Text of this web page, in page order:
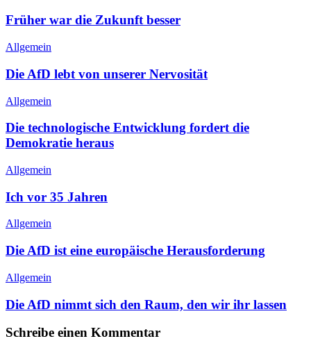
Früher war die Zukunft besser
Allgemein
Die AfD lebt von unserer Nervosität
Allgemein
Die technologische Entwicklung fordert die
Demokratie heraus
Allgemein
Ich vor 35 Jahren
Allgemein
Die AfD ist eine europäische Herausforderung
Allgemein
Die AfD nimmt sich den Raum, den wir ihr lassen
Schreibe einen Kommentar